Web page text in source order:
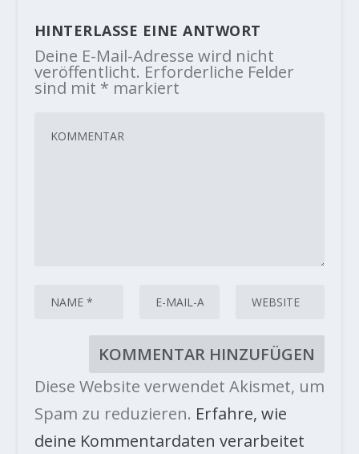
HINTERLASSE EINE ANTWORT
Deine E-Mail-Adresse wird nicht
veröffentlicht. Erforderliche Felder
sind mit * markiert
Diese Website verwendet Akismet, um
Spam zu reduzieren. Erfahre, wie
deine Kommentardaten verarbeitet